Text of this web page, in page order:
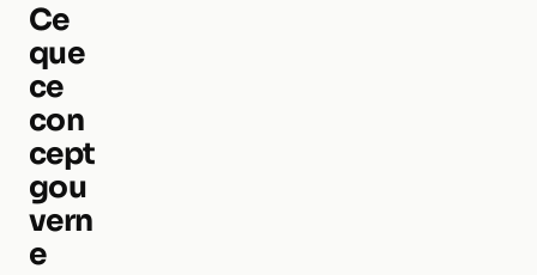
Ce
que
ce
con
cept
gou
vern
e